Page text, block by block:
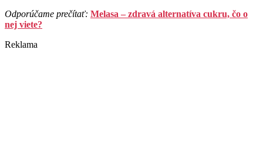
Odporúčame prečítať: Melasa – zdravá alternatíva cukru, čo o
nej viete?
Reklama